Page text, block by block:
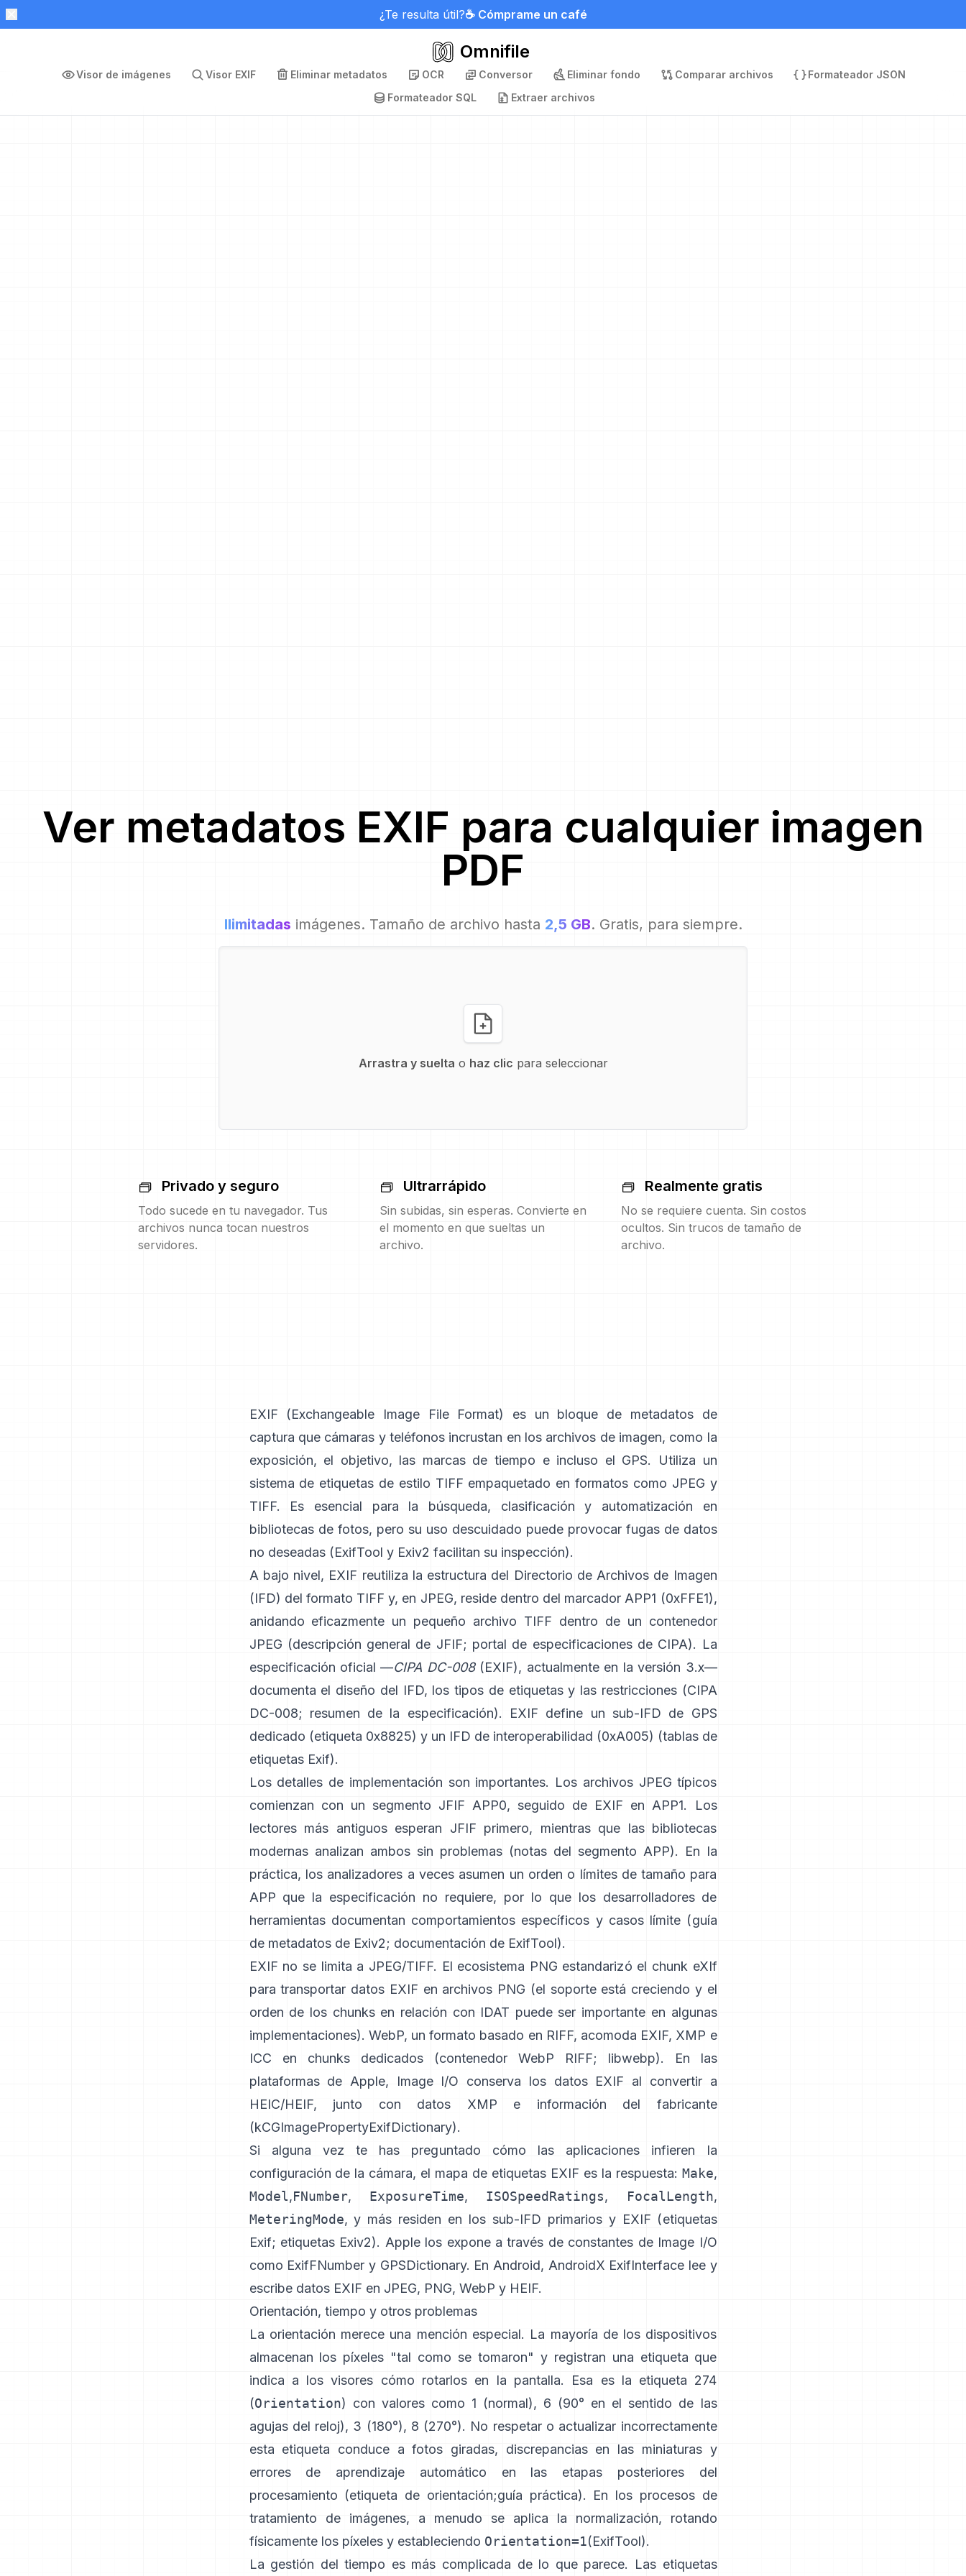
¿Te resulta útil?☕ Cómprame un café
Omnifile
Visor de imágenes Visor EXIF Eliminar metadatos OCR Conversor Eliminar fondo Comparar archivos
Formateador JSON
Formateador SQL
Extraer archivos
Ver metadatos EXIF para cualquier imagen
PDF
Ilimitadas imágenes. Tamaño de archivo hasta 2,5 GB. Gratis, para siempre.
Arrastra y suelta o haz clic para seleccionar
Privado y seguro
Todo sucede en tu navegador. Tus
archivos nunca tocan nuestros
servidores.
Ultrarrápido
Sin subidas, sin esperas. Convierte en
el momento en que sueltas un
archivo.
Realmente gratis
No se requiere cuenta. Sin costos
ocultos. Sin trucos de tamaño de
archivo.
EXIF (Exchangeable Image File Format) es un bloque de metadatos de
captura que cámaras y teléfonos incrustan en los archivos de imagen, como la
exposición, el objetivo, las marcas de tiempo e incluso el GPS. Utiliza un
sistema de etiquetas de estilo TIFF empaquetado en formatos como JPEG y
TIFF. Es esencial para la búsqueda, clasificación y automatización en
bibliotecas de fotos, pero su uso descuidado puede provocar fugas de datos
no deseadas (ExifTool y Exiv2 facilitan su inspección).
A bajo nivel, EXIF reutiliza la estructura del Directorio de Archivos de Imagen
(IFD) del formato TIFF y, en JPEG, reside dentro del marcador APP1 (0xFFE1),
anidando eficazmente un pequeño archivo TIFF dentro de un contenedor
JPEG (descripción general de JFIF; portal de especificaciones de CIPA). La
especificación oficial —CIPA DC-008(EXIF), actualmente en la versión 3.x—
documenta el diseño del IFD, los tipos de etiquetas y las restricciones (CIPA
DC-008; resumen de la especificación). EXIF define un sub-IFD de GPS
dedicado (etiqueta 0x8825) y un IFD de interoperabilidad (0xA005) (tablas de
etiquetas Exif).
Los detalles de implementación son importantes. Los archivos JPEG típicos
comienzan con un segmento JFIF APP0, seguido de EXIF en APP1. Los
lectores más antiguos esperan JFIF primero, mientras que las bibliotecas
modernas analizan ambos sin problemas (notas del segmento APP). En la
práctica, los analizadores a veces asumen un orden o límites de tamaño para
APP que la especificación no requiere, por lo que los desarrolladores de
herramientas documentan comportamientos específicos y casos límite (guía
de metadatos de Exiv2; documentación de ExifTool).
EXIF no se limita a JPEG/TIFF. El ecosistema PNG estandarizó el chunk eXIf
para transportar datos EXIF en archivos PNG (el soporte está creciendo y el
orden de los chunks en relación con IDAT puede ser importante en algunas
implementaciones). WebP, un formato basado en RIFF, acomoda EXIF, XMP e
ICC en chunks dedicados (contenedor WebP RIFF; libwebp). En las
plataformas de Apple,
Image I/O conserva los datos EXIF al convertir a
HEIC/HEIF, junto con datos XMP e información del fabricante
(kCGImagePropertyExifDictionary).
Si alguna vez te has preguntado cómo las aplicaciones infieren la
configuración de la cámara, el mapa de etiquetas EXIF es la respuesta: Make,
Model,FNumber, ExposureTime, ISOSpeedRatings, FocalLength,
MeteringMode, y más residen en los sub-IFD primarios y EXIF (etiquetas
Exif; etiquetas Exiv2). Apple los expone a través de constantes de Image I/O
como ExifFNumber y GPSDictionary. En Android, AndroidX ExifInterface lee y
escribe datos EXIF en JPEG, PNG, WebP y HEIF.
Orientación, tiempo y otros problemas
La orientación merece una mención especial. La mayoría de los dispositivos
almacenan los píxeles "tal como se tomaron" y registran una etiqueta que
indica a los visores cómo rotarlos en la pantalla. Esa es la etiqueta 274
(Orientation) con valores como 1 (normal), 6 (90° en el sentido de las
agujas del reloj), 3 (180°), 8 (270°). No respetar o actualizar incorrectamente
esta etiqueta conduce a fotos giradas, discrepancias en las miniaturas y
errores de aprendizaje automático en las etapas posteriores del
procesamiento (etiqueta de orientación;guía práctica). En los procesos de
tratamiento de imágenes, a menudo se aplica la normalización, rotando
físicamente los píxeles y estableciendo Orientation=1(ExifTool).
La gestión del tiempo es más complicada de lo que parece. Las etiquetas